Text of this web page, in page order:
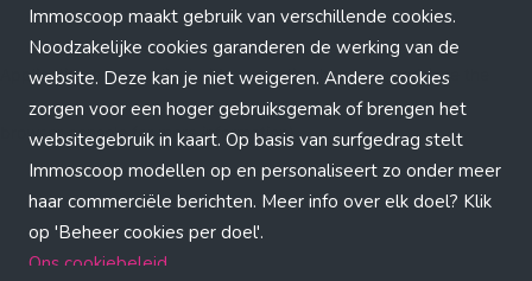
Immoscoop maakt gebruik van verschillende cookies.
Noodzakelijke cookies garanderen de werking van de
website. Deze kan je niet weigeren. Andere cookies
zorgen voor een hoger gebruiksgemak of brengen het
websitegebruik in kaart. Op basis van surfgedrag stelt
Immoscoop modellen op en personaliseert zo onder meer
haar commerciële berichten. Meer info over elk doel? Klik
op 'Beheer cookies per doel'.
Ons cookiebeleid
Application error: a client-side exception has occurred (see the
browser console for more information)